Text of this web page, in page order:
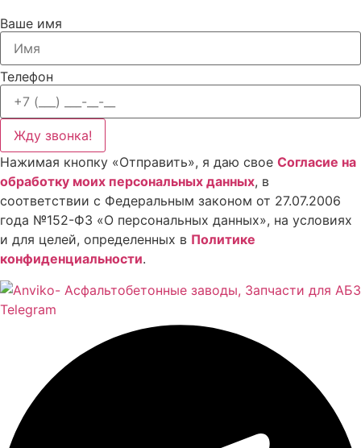
Ваше имя
Телефон
Жду звонка!
Нажимая кнопку «Отправить», я даю свое Cогласие на
обработку моих персональных данных, в
соответствии с Федеральным законом от 27.07.2006
года №152-ФЗ «О персональных данных», на условиях
и для целей, определенных в Политике
конфиденциальности.
Telegram